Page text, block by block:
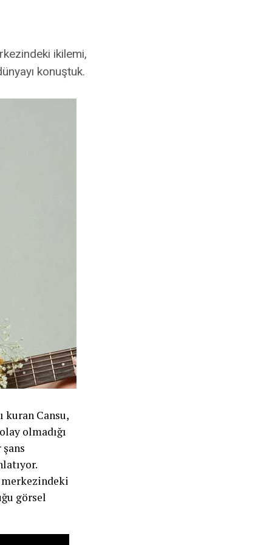
ikilemi,
konuştuk.
kuran Cansu,
olmadığı
merkezindeki
görsel